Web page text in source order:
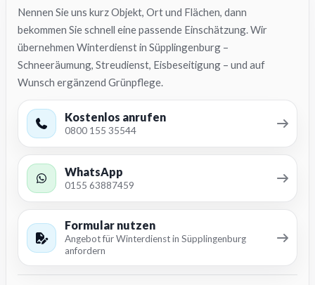
Nennen Sie uns kurz Objekt, Ort und Flächen, dann
bekommen Sie schnell eine passende Einschätzung. Wir
übernehmen Winterdienst in Süpplingenburg –
Schneeräumung, Streudienst, Eisbeseitigung – und auf
Wunsch ergänzend Grünpflege.
Kostenlos anrufen
0800 155 35544
WhatsApp
0155 63887459
Formular nutzen
Angebot für Winterdienst in Süpplingenburg
anfordern